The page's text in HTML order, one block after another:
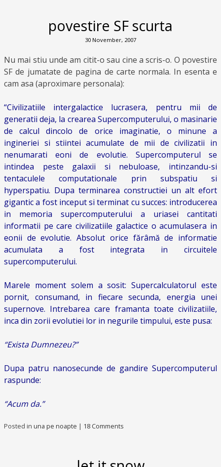
povestire SF scurta
30 November, 2007
Nu mai stiu unde am citit-o sau cine a scris-o. O povestire
SF de jumatate de pagina de carte normala. In esenta e
cam asa (aproximare personala):
“Civilizatiile intergalactice lucrasera, pentru mii de
generatii deja, la crearea Supercomputerului, o masinarie
de calcul dincolo de orice imaginatie, o minune a
ingineriei si stiintei acumulate de mii de civilizatii in
nenumarati eoni de evolutie. Supercomputerul se
intindea peste galaxii si nebuloase, intinzandu-si
tentaculele computationale prin subspatiu si
hyperspatiu. Dupa terminarea constructiei un alt efort
gigantic a fost inceput si terminat cu succes: introducerea
in memoria supercomputerului a uriasei cantitati
informatii pe care civilizatiile galactice o acumulasera in
eonii de evolutie. Absolut orice fărâmă de informatie
acumulata a fost integrata in circuitele
supercomputerului.
Marele moment solem a sosit: Supercalculatorul este
pornit, consumand, in fiecare secunda, energia unei
supernove. Intrebarea care framanta toate civilizatiile,
inca din zorii evolutiei lor in negurile timpului, este pusa:
“Exista Dumnezeu?”
Dupa patru nanosecunde de gandire Supercomputerul
raspunde:
“Acum da.”
Posted in una pe noapte | 18 Comments